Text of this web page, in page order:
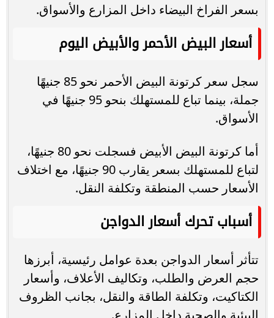
بسعر الفراخ البيضاء داخل المزارع والأسواق.
أسعار البيض الأحمر والأبيض اليوم
سجل سعر كرتونة البيض الأحمر نحو 85 جنيهًا
جملة، بينما تباع للمستهلك بنحو 95 جنيهًا في
الأسواق.
أما كرتونة البيض الأبيض فسجلت نحو 80 جنيهًا،
لتباع للمستهلك بسعر يقارب 90 جنيهًا، مع اختلاف
الأسعار حسب المنطقة وتكلفة النقل.
أسباب تحرك أسعار الدواجن
تتأثر أسعار الدواجن بعدة عوامل رئيسية، أبرزها
حجم العرض والطلب، وتكاليف الأعلاف، وأسعار
الكتاكيت، وتكلفة الطاقة والنقل، بجانب الظروف
البيئية والصحية داخل المزارع.